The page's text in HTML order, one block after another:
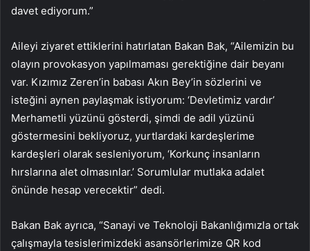
davet ediyorum.”
Aileyi ziyaret ettiklerini hatırlatan Bakan Bak, “Ailemizin bu
olayın provokasyon yapılmaması gerektiğine dair beyanı
var. Kızımız Zeren’in babası Akın Bey’in sözlerini ve
isteğini aynen paylaşmak istiyorum: ‘Devletimiz vardır’
Merhametli yüzünü gösterdi, şimdi de adil yüzünü
göstermesini bekliyoruz, yurtlardaki kardeşlerime
kardeşleri olarak sesleniyorum, ‘Korkunç insanların
hırslarına alet olmasınlar.’ Sorumlular mutlaka adalet
önünde hesap verecektir” dedi.
Bakan Bak ayrıca, “Sanayi ve Teknoloji Bakanlığımızla ortak
çalışmayla tesislerimizdeki asansörlerimize QR kod